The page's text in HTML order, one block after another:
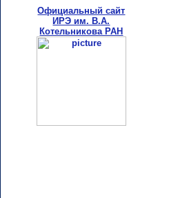
Официальный сайт
ИРЭ им. В.А.
Котельникова РАН